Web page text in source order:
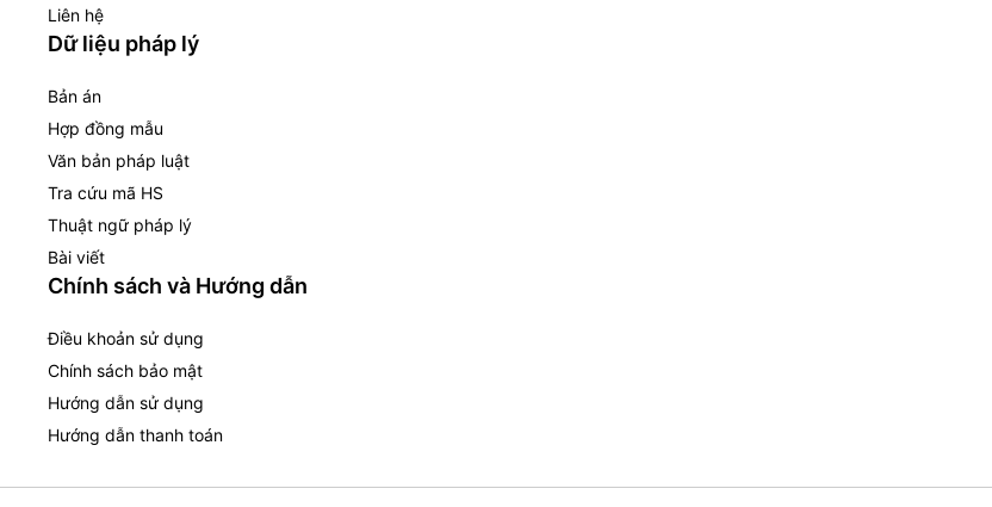
Liên hệ
Dữ liệu pháp lý
Bản án
Hợp đồng mẫu
Văn bản pháp luật
Tra cứu mã HS
Thuật ngữ pháp lý
Bài viết
Chính sách và Hướng dẫn
Điều khoản sử dụng
Chính sách bảo mật
Hướng dẫn sử dụng
Hướng dẫn thanh toán